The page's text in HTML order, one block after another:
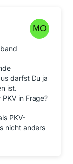
darfst Du ja
ist.
in Frage?
PKV-
nicht anders